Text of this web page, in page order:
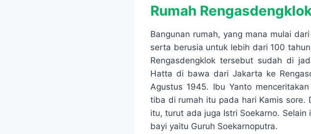
Rumah
Bangunan rumah, yang mana mulai
serta berusia untuk lebih dari 100
Rengasdengklok tersebut sudah di
Hatta di bawa dari Jakarta ke
Agustus 1945. Ibu Yanto
tiba di rumah itu pada hari Kamis sore.
itu, turut ada juga Istri Soekarno.
bayi yaitu Guruh Soekarnoputra.